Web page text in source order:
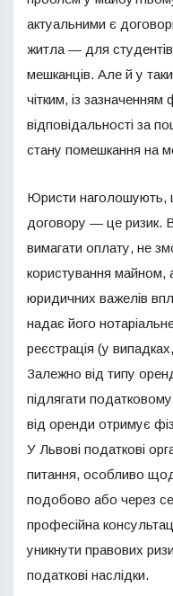
актуальними є
житла — для
мешканців. Але й у
чітким, із
відповідальності за
стану помешкання на
Юристи наголошують,
договору — це ризик.
вимагати оплату, не
користування майном,
юридичних важелів
надає його
реєстрація (у
Залежно від типу
підлягати
від оренди отримує
У Львові податкові
питання, особливо
подобово або через
професійна
уникнути правових
податкові наслідки.